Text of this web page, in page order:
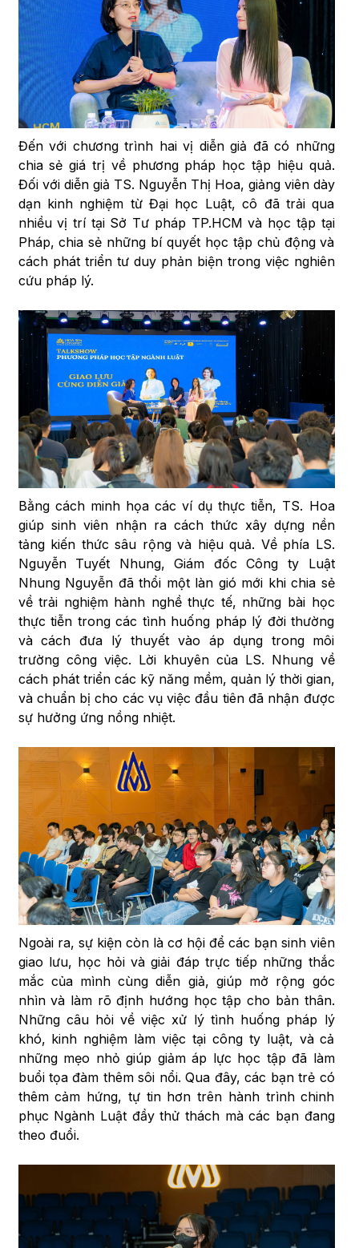
Đến với chương trình hai vị diễn giả đã có những
chia sẻ giá trị về phương pháp học tập hiệu quả.
Đối với diễn giả TS. Nguyễn Thị Hoa, giảng viên dày
dạn kinh nghiệm từ Đại học Luật, cô đã trải qua
nhiều vị trí tại Sở Tư pháp TP.HCM và học tập tại
Pháp, chia sẻ những bí quyết học tập chủ động và
cách phát triển tư duy phản biện trong việc nghiên
cứu pháp lý.
Bằng cách minh họa các ví dụ thực tiễn, TS. Hoa
giúp sinh viên nhận ra cách thức xây dựng nền
tảng kiến thức sâu rộng và hiệu quả. Về phía LS.
Nguyễn Tuyết Nhung, Giám đốc Công ty Luật
Nhung Nguyễn đã thổi một làn gió mới khi chia sẻ
về trải nghiệm hành nghề thực tế, những bài học
thực tiễn trong các tình huống pháp lý đời thường
và cách đưa lý thuyết vào áp dụng trong môi
trường công việc. Lời khuyên của LS. Nhung về
cách phát triển các kỹ năng mềm, quản lý thời gian,
và chuẩn bị cho các vụ việc đầu tiên đã nhận được
sự hưởng ứng nồng nhiệt.
Ngoài ra, sự kiện còn là cơ hội để các bạn sinh viên
giao lưu, học hỏi và giải đáp trực tiếp những thắc
mắc của mình cùng diễn giả, giúp mở rộng góc
nhìn và làm rõ định hướng học tập cho bản thân.
Những câu hỏi về việc xử lý tình huống pháp lý
khó, kinh nghiệm làm việc tại công ty luật, và cả
những mẹo nhỏ giúp giảm áp lực học tập đã làm
buổi tọa đàm thêm sôi nổi. Qua đây, các bạn trẻ có
thêm cảm hứng, tự tin hơn trên hành trình chinh
phục Ngành Luật đầy thử thách mà các bạn đang
theo đuổi.